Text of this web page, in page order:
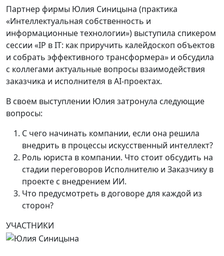
Партнер фирмы Юлия Синицына (практика
«Интеллектуальная собственность и
информационные технологии») выступила спикером
сессии «IP в IT: как приручить калейдоскоп объектов
и собрать эффективного трансформера» и обсудила
с коллегами актуальные вопросы взаимодействия
заказчика и исполнителя в AI-проектах.
В своем выступлении Юлия затронула следующие
вопросы:
С чего начинать компании, если она решила
внедрить в процессы искусственный интеллект?
Роль юриста в компании. Что стоит обсудить на
стадии переговоров Исполнителю и Заказчику в
проекте с внедрением ИИ.
Что предусмотреть в договоре для каждой из
сторон?
УЧАСТНИКИ